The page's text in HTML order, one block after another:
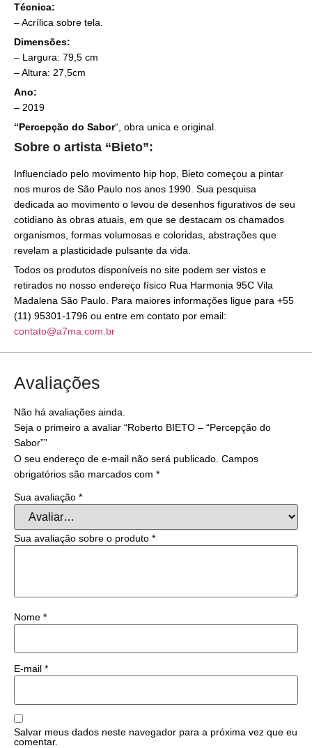
Técnica:
– Acrílica sobre tela.
Dimensões:
– Largura: 79,5 cm
– Altura: 27,5cm
Ano:
– 2019
“Percepção do Sabor“, obra unica e original.
Sobre o artista “Bieto”:
Influenciado pelo movimento hip hop, Bieto começou a pintar
nos muros de São Paulo nos anos 1990. Sua pesquisa
dedicada ao movimento o levou de desenhos figurativos de seu
cotidiano às obras atuais, em que se destacam os chamados
organismos, formas volumosas e coloridas, abstrações que
revelam a plasticidade pulsante da vida.
Todos os produtos disponíveis no site podem ser vistos e
retirados no nosso endereço físico Rua Harmonia 95C Vila
Madalena São Paulo. Para maiores informações ligue para +55
(11) 95301-1796 ou entre em contato por email:
contato@a7ma.com.br
Avaliações
Não há avaliações ainda.
Seja o primeiro a avaliar “Roberto BIETO – “Percepção do
Sabor””
O seu endereço de e-mail não será publicado. Campos
obrigatórios são marcados com *
Sua avaliação *
Sua avaliação sobre o produto *
Nome *
E-mail *
Salvar meus dados neste navegador para a próxima vez que eu
comentar.